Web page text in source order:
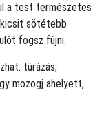
a test természetes
kicsit sötétebb
fogsz fújni.
túrázás,
mozogj ahelyett,